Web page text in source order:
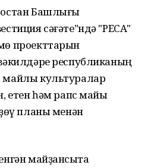
Башлығы
сәғәте"ндә "РЕСА"
проекттарын
республиканың
культуралар
етен һәм рапс майы
планы менән
майҙансыҡта